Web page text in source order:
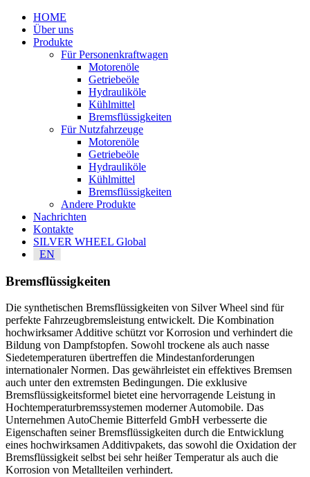
HOME
Über uns
Produkte
Für Personenkraftwagen
Motorenöle
Getriebeöle
Hydrauliköle
Kühlmittel
Bremsflüssigkeiten
Für Nutzfahrzeuge
Motorenöle
Getriebeöle
Hydrauliköle
Kühlmittel
Bremsflüssigkeiten
Andere Produkte
Nachrichten
Kontakte
SILVER WHEEL Global
EN
Bremsflüssigkeiten
Die synthetischen Bremsflüssigkeiten von Silver Wheel sind für
perfekte Fahrzeugbremsleistung entwickelt. Die Kombination
hochwirksamer Additive schützt vor Korrosion und verhindert die
Bildung von Dampfstopfen. Sowohl trockene als auch nasse
Siedetemperaturen übertreffen die Mindestanforderungen
internationaler Normen. Das gewährleistet ein effektives Bremsen
auch unter den extremsten Bedingungen. Die exklusive
Bremsflüssigkeitsformel bietet eine hervorragende Leistung in
Hochtemperaturbremssystemen moderner Automobile. Das
Unternehmen AutoChemie Bitterfeld GmbH verbesserte die
Eigenschaften seiner Bremsflüssigkeiten durch die Entwicklung
eines hochwirksamen Additivpakets, das sowohl die Oxidation der
Bremsflüssigkeit selbst bei sehr heißer Temperatur als auch die
Korrosion von Metallteilen verhindert.